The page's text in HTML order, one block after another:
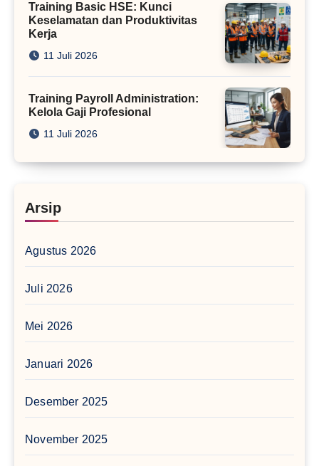
Training Basic HSE: Kunci
Keselamatan dan Produktivitas
Kerja
11 Juli 2026
Training Payroll Administration:
Kelola Gaji Profesional
11 Juli 2026
Arsip
Agustus 2026
Juli 2026
Mei 2026
Januari 2026
Desember 2025
November 2025